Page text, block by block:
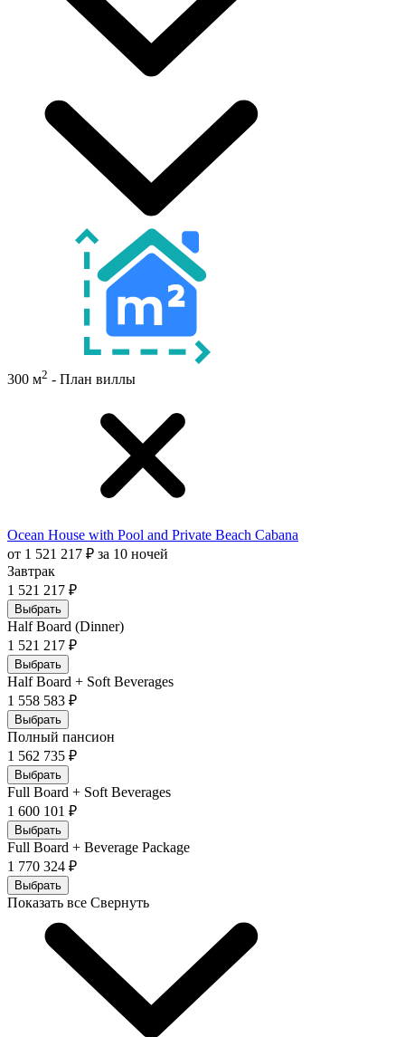
300 м2 - План виллы
Ocean House with Pool and Private Beach Cabana
от 1 521 217 ₽ за 10 ночей
Завтрак
1 521 217 ₽
Выбрать
Half Board (Dinner)
1 521 217 ₽
Выбрать
Half Board + Soft Beverages
1 558 583 ₽
Выбрать
Полный пансион
1 562 735 ₽
Выбрать
Full Board + Soft Beverages
1 600 101 ₽
Выбрать
Full Board + Beverage Package
1 770 324 ₽
Выбрать
Показать все Свернуть